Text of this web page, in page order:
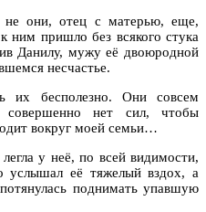
не они, отец с матерью, еще,
ним пришло без всякого стука
Данилу, мужу её двоюродной
несчастье.
их бесполезно. Они совсем
нет сил, чтобы
вокруг моей семьи…
у неё, по всей видимости,
услышал её тяжелый вздох, а
поднимать упавшую